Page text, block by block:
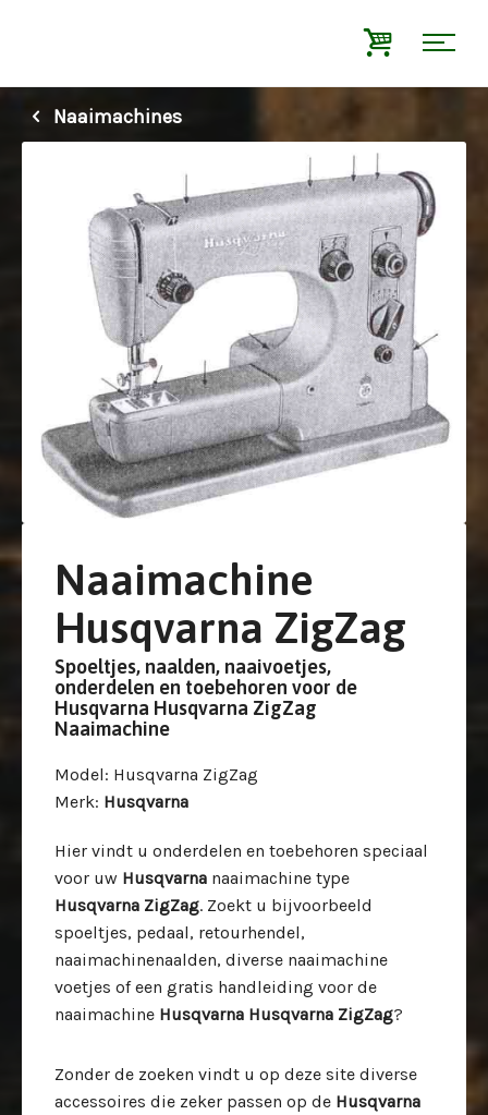
Naaimachines
Naaimachine
Husqvarna ZigZag
Spoeltjes, naalden, naaivoetjes,
onderdelen en toebehoren voor de
Husqvarna Husqvarna ZigZag
Naaimachine
Model: Husqvarna ZigZag
Merk: Husqvarna
Hier vindt u onderdelen en toebehoren speciaal
voor uw Husqvarna naaimachine type
Husqvarna ZigZag. Zoekt u bijvoorbeeld
spoeltjes, pedaal, retourhendel,
naaimachinenaalden, diverse naaimachine
voetjes of een gratis handleiding voor de
naaimachine Husqvarna Husqvarna ZigZag?
Zonder de zoeken vindt u op deze site diverse
accessoires die zeker passen op de Husqvarna